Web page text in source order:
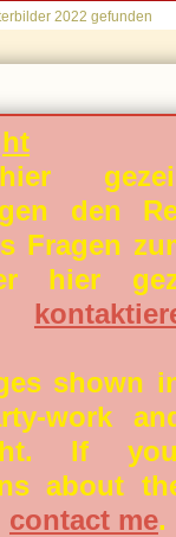
2022 gefunden
den
Fragen
hier
shown
work
If
about
contact me.